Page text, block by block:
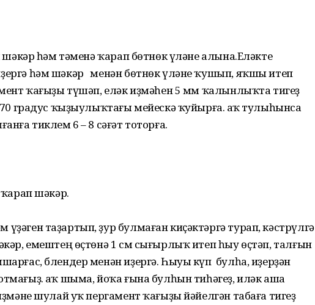
шәкәр һәм тәменә ҡарап бөтнөк үләне алына.Еләкте
һәм шәкәр менән бөтнөк үләне ҡушып, яҡшы итеп
ҡағыҙы түшәп, еләк иҙмәһен 5 мм ҡалынлыҡта тигеҙ
градус ҡыҙыулыҡтағы мейескә ҡуйырға. Ҡаҡ тулыһынса
тиклем 6 – 8 сәғәт тоторға.
шәкәр.
таҙартып, ҙур булмаған киҫәктәргә турап, кәстрүлгә
емештең өҫтөнә 1 см сығырлыҡ итеп һыу өҫтәп, талғын
блендер менән иҙергә. Һыуы күп булһа, иҙерҙән
Ҡаҡ шыма, йоҡа ғына булһын тиһәгеҙ, иләк аша
шулай уҡ пергамент ҡағыҙы йәйелгән табаға тигеҙ